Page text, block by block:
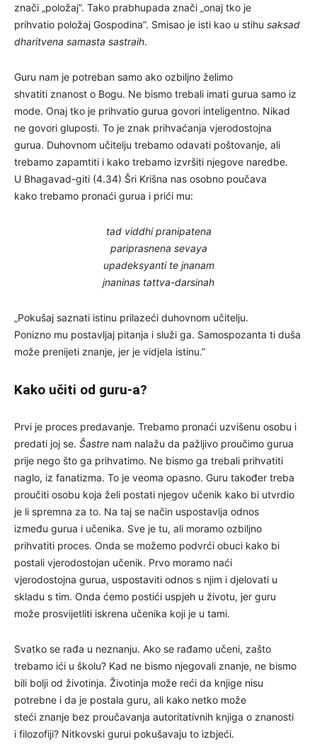
znači „položaj”. Tako prabhupada znači „onaj tko je
prihvatio položaj Gospodina”. Smisao je isti kao u stihu saksad
dharitvena samasta sastraih.
Guru nam je potreban samo ako ozbiljno želimo
shvatiti znanost o Bogu. Ne bismo trebali imati gurua samo iz
mode. Onaj tko je prihvatio gurua govori inteligentno. Nikad
ne govori gluposti. To je znak prihvaćanja vjerodostojna
gurua. Duhovnom učitelju trebamo odavati poštovanje, ali
trebamo zapamtiti i kako trebamo izvršiti njegove naredbe.
U Bhagavad-giti (4.34) Šri Krišna nas osobno poučava
kako trebamo pronaći gurua i prići mu:
tad viddhi pranipatena
pariprasnena sevaya
upadeksyanti te jnanam
jnaninas tattva-darsinah
„Pokušaj saznati istinu prilazeći duhovnom učitelju.
Ponizno mu postavljaj pitanja i služi ga. Samospozanta ti duša
može prenijeti znanje, jer je vidjela istinu.”
Kako učiti od guru-a?
Prvi je proces predavanje. Trebamo pronaći uzvišenu osobu i
predati joj se. Šastre nam nalažu da pažljivo proučimo gurua
prije nego što ga prihvatimo. Ne bismo ga trebali prihvatiti
naglo, iz fanatizma. To je veoma opasno. Guru također treba
proučiti osobu koja želi postati njegov učenik kako bi utvrdio
je li spremna za to. Na taj se način uspostavlja odnos
između gurua i učenika. Sve je tu, ali moramo ozbiljno
prihvatiti proces. Onda se možemo podvrći obuci kako bi
postali vjerodostojan učenik. Prvo moramo naći
vjerodostojna gurua, uspostaviti odnos s njim i djelovati u
skladu s tim. Onda ćemo postići uspjeh u životu, jer guru
može prosvijetliti iskrena učenika koji je u tami.
Svatko se rađa u neznanju. Ako se rađamo učeni, zašto
trebamo ići u školu? Kad ne bismo njegovali znanje, ne bismo
bili bolji od životinja. Životinja može reći da knjige nisu
potrebne i da je postala guru, ali kako netko može
steći znanje bez proučavanja autoritativnih knjiga o znanosti
i filozofiji? Nitkovski gurui pokušavaju to izbjeći.